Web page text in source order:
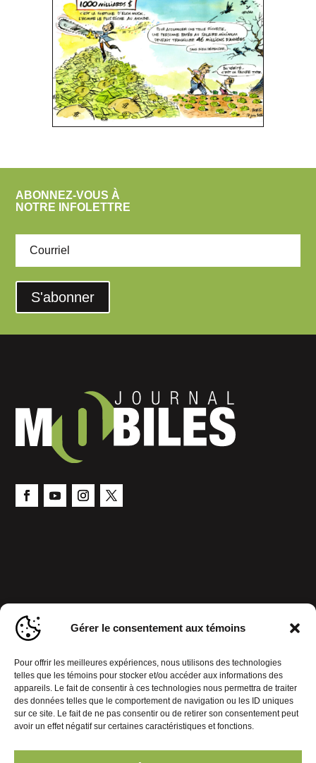
Gérer le consentement aux témoins
Pour offrir les meilleures expériences, nous utilisons des technologies
telles que les témoins pour stocker et/ou accéder aux informations des
appareils. Le fait de consentir à ces technologies nous permettra de traiter
des données telles que le comportement de navigation ou les ID uniques
sur ce site. Le fait de ne pas consentir ou de retirer son consentement peut
avoir un effet négatif sur certaines caractéristiques et fonctions.
ABONNEZ-VOUS À
NOTRE INFOLETTRE
S'abonner